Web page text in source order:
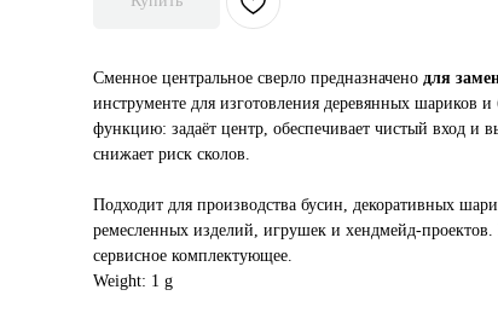
Сменное центральное сверло предназначено для
инструменте для изготовления деревянных шариков
функцию: задаёт центр, обеспечивает чистый вход и
снижает риск сколов.
Подходит для производства бусин, декоративных
ремесленных изделий, игрушек и хендмейд-проектов.
сервисное комплектующее.
Weight: 1 g